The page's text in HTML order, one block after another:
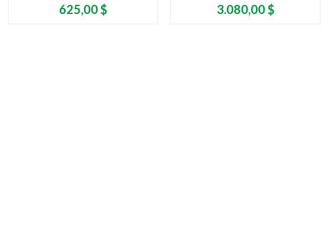
Precio
625,00 $ Precio
3.080,00 $